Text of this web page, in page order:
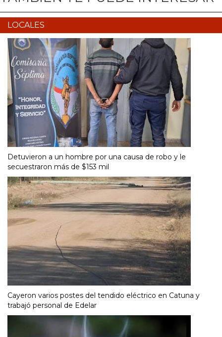
LOCALES
Detuvieron a un hombre por una causa de robo y le
secuestraron más de $153 mil
Cayeron varios postes del tendido eléctrico en Catuna y
trabajó personal de Edelar